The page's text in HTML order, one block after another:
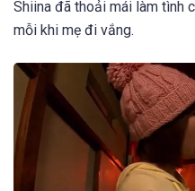
Shiina đã thoải mái làm tình
mỗi khi mẹ đi vắng.